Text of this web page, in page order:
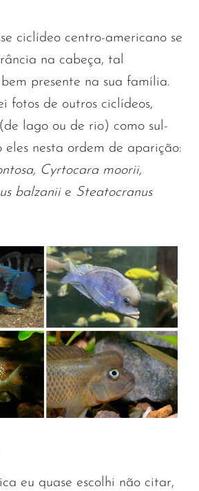
ciclídeo centro-americano se
na cabeça, tal
presente na sua família.
fotos de outros ciclídeos,
lago ou de rio) como sul-
eles nesta ordem de aparição:
Cyrtocara moorii,
balzaniie Steatocranus
eu quase escolhi não citar,